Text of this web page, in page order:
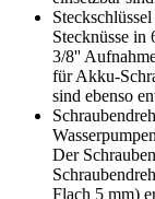
Stecknüsse
3/8''
für Akku-
sind ebenso
Der
Flach 5 mm)